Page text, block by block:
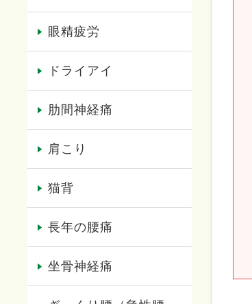
眼精疲労
ドライアイ
肋間神経痛
肩こり
猫背
長年の腰痛
坐骨神経痛